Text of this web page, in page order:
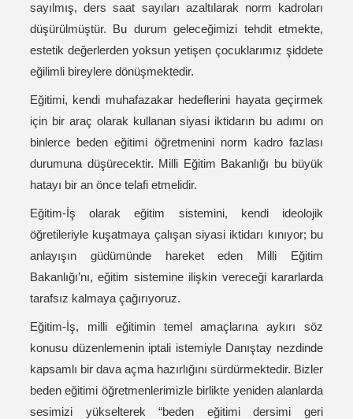
sayılmış, ders saat sayıları azaltılarak norm kadroları
düşürülmüştür. Bu durum geleceğimizi tehdit etmekte,
estetik değerlerden yoksun yetişen çocuklarımız şiddete
eğilimli bireylere dönüşmektedir.
Eğitimi, kendi muhafazakar hedeflerini hayata geçirmek
için bir araç olarak kullanan siyasi iktidarın bu adımı on
binlerce beden eğitimi öğretmenini norm kadro fazlası
durumuna düşürecektir. Milli Eğitim Bakanlığı bu büyük
hatayı bir an önce telafi etmelidir.
Eğitim-İş olarak eğitim sistemini, kendi ideolojik
öğretileriyle kuşatmaya çalışan siyasi iktidarı kınıyor; bu
anlayışın güdümünde hareket eden Milli Eğitim
Bakanlığı’nı, eğitim sistemine ilişkin vereceği kararlarda
tarafsız kalmaya çağırıyoruz.
Eğitim-İş, milli eğitimin temel amaçlarına aykırı söz
konusu düzenlemenin iptali istemiyle Danıştay nezdinde
kapsamlı bir dava açma hazırlığını sürdürmektedir. Bizler
beden eğitimi öğretmenlerimizle birlikte yeniden alanlarda
sesimizi yükselterek “beden eğitimi dersimi geri